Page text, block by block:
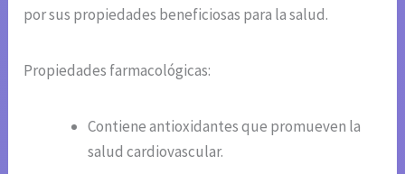
por sus propiedades beneficiosas para la salud.
Propiedades farmacológicas:
Contiene antioxidantes que promueven la
salud cardiovascular.